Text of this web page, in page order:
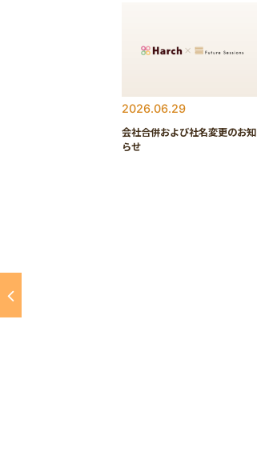
2026.06.29
会社合併および社名変更のお知
らせ